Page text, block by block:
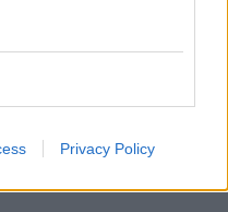
Privacy Policy